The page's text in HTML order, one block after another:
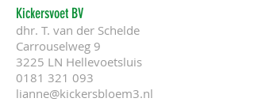
Kickersvoet BV
dhr. T. van der Schelde
Carrouselweg 9
3225 LN Hellevoetsluis
0181 321 093
lianne@kickersbloem3.nl